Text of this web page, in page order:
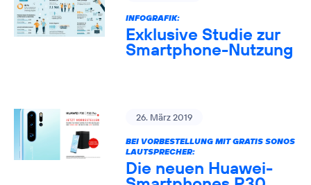
INFOGRAFIK:
Exklusive Studie zur
Smartphone-Nutzung
26. März 2019
BEI VORBESTELLUNG MIT GRATIS SONOS
LAUTSPRECHER:
Die neuen Huawei-